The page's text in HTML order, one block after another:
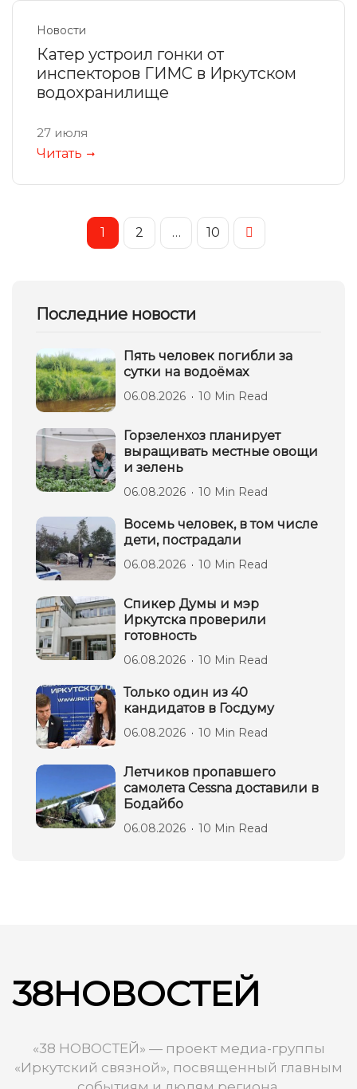
Новости
Катер устроил гонки от
инспекторов ГИМС в Иркутском
водохранилище
27 июля
Читать
1 2 … 10
Последние новости
Пять человек погибли за
сутки на водоёмах
06.08.2026 10 Min Read
Горзеленхоз планирует
выращивать местные овощи
и зелень
06.08.2026 10 Min Read
Восемь человек, в том числе
дети, пострадали
06.08.2026 10 Min Read
Спикер Думы и мэр
Иркутска проверили
готовность
06.08.2026 10 Min Read
Только один из 40
кандидатов в Госдуму
06.08.2026 10 Min Read
Летчиков пропавшего
самолета Cessna доставили в
Бодайбо
06.08.2026 10 Min Read
38НОВОСТЕЙ
«38 НОВОСТЕЙ» — проект медиа-группы
«Иркутский связной», посвященный главным